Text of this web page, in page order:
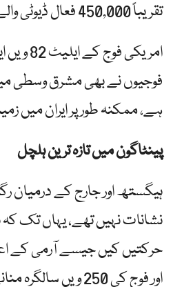
تقریباً 450,000 فعال ڈیوٹی والے فوجی ہیں۔
امریکی
فوجیوں نے بھی مشرق وسطی
ہے، ممکنہ طور پر ایران میں
پینٹاگون میں تازہ ترین ہلچل
ہیگستھ اور جارج کے درمیان
نشانات نہیں تھے، یہاں تک
حرکتیں کیں جیسے آرمی کے
اور فوج کی 250 ویں